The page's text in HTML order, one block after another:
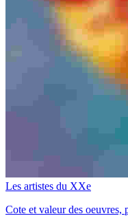
Les artistes du XXe
Cote et valeur des oeuvres,